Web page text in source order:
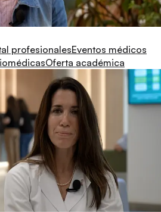
profesionalesEventos médicos
Oferta académica